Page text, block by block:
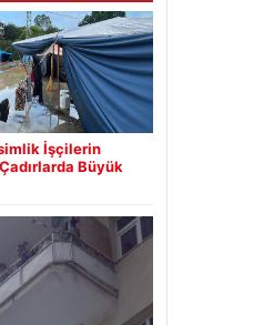
İşçilerin
Büyük